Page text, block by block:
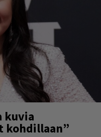
kuvia
kohdillaan”